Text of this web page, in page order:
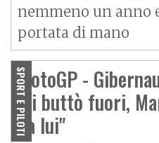
nemmeno un anno
portata di mano
SPORT E PILOTI
MotoGP -
mi buttò fuori,
da lui"